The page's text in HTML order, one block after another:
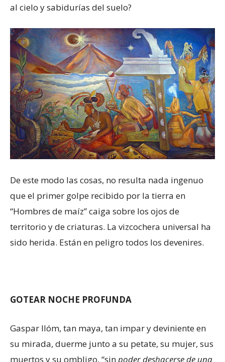
al cielo y sabidurías del suelo?
De este modo las cosas, no resulta nada ingenuo
que el primer golpe recibido por la tierra en
“Hombres de maíz” caiga sobre los ojos de
territorio y de criaturas. La vizcochera universal ha
sido herida. Están en peligro todos los devenires.
GOTEAR NOCHE PROFUNDA
Gaspar Ilóm, tan maya, tan impar y deviniente en
su mirada, duerme junto a su petate, su mujer, sus
muertos y su ombligo, “sinpoder deshacerse de una